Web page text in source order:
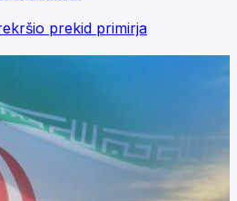
prekid primirja